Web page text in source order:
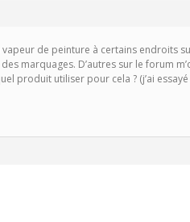
de peinture à certains endroits
marquages. D’autres sur le forum
produit utiliser pour cela ? (j’ai essayé